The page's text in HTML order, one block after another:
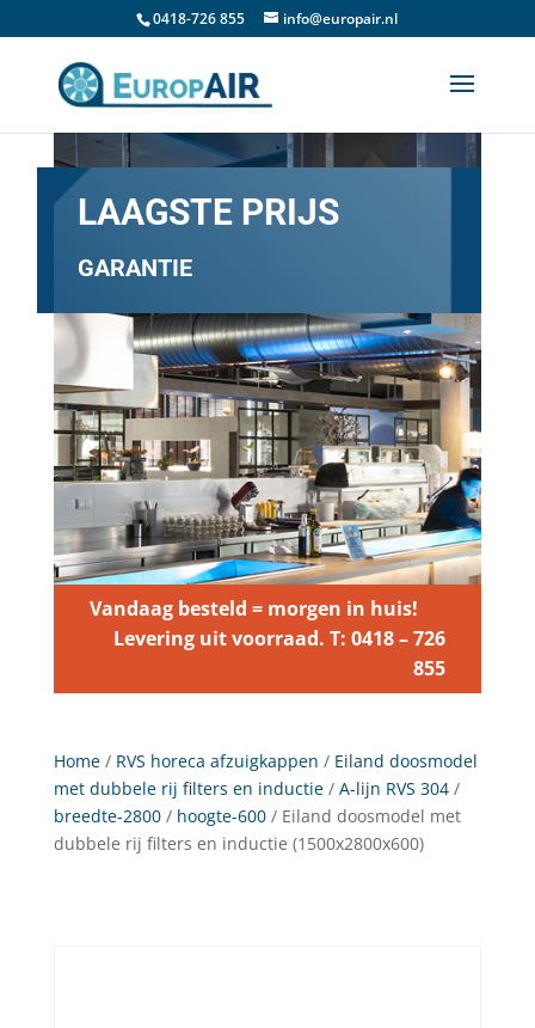
0418-726 855 info@europair.nl
LAAGSTE PRIJS
GARANTIE
Vandaag besteld = morgen in huis!
Levering uit voorraad. T: 0418 – 726
855
Home/ RVS horeca afzuigkappen / Eiland doosmodel
met dubbele rij filters en inductie/ A-lijn RVS 304/
breedte-2800/ hoogte-600/ Eiland doosmodel met
dubbele rij filters en inductie (1500x2800x600)